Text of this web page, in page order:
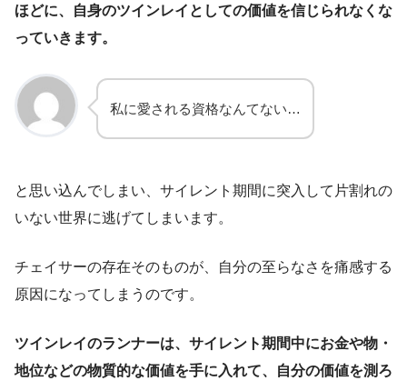
ほどに、自身のツインレイとしての価値を信じられなくな
っていきます。
私に愛される資格なんてない…
と思い込んでしまい、サイレント期間に突入して片割れの
いない世界に逃げてしまいます。
チェイサーの存在そのものが、自分の至らなさを痛感する
原因になってしまうのです。
ツインレイのランナーは、サイレント期間中にお金や物・
地位などの物質的な価値を手に入れて、自分の価値を測ろ